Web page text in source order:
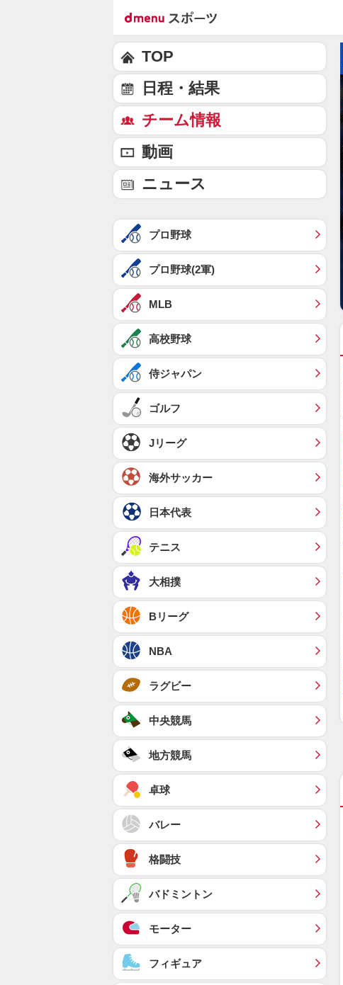
TOP
日程・結果
チーム情報
動画
ニュース
プロ野球
プロ野球(2軍)
MLB
高校野球
侍ジャパン
ゴルフ
Jリーグ
海外サッカー
日本代表
テニス
大相撲
Bリーグ
NBA
ラグビー
中央競馬
地方競馬
卓球
バレー
格闘技
バドミントン
モーター
フィギュア